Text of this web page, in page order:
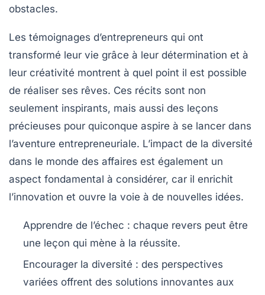
obstacles.
Les témoignages d’entrepreneurs qui ont
transformé leur vie grâce à leur détermination et à
leur créativité montrent à quel point il est possible
de réaliser ses rêves. Ces récits sont non
seulement inspirants, mais aussi des leçons
précieuses pour quiconque aspire à se lancer dans
l’aventure entrepreneuriale. L’impact de la diversité
dans le monde des affaires est également un
aspect fondamental à considérer, car il enrichit
l’innovation et ouvre la voie à de nouvelles idées.
Apprendre de l’échec : chaque revers peut être
une leçon qui mène à la réussite.
Encourager la diversité : des perspectives
variées offrent des solutions innovantes aux